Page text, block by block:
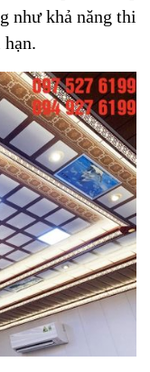
như khả năng thi